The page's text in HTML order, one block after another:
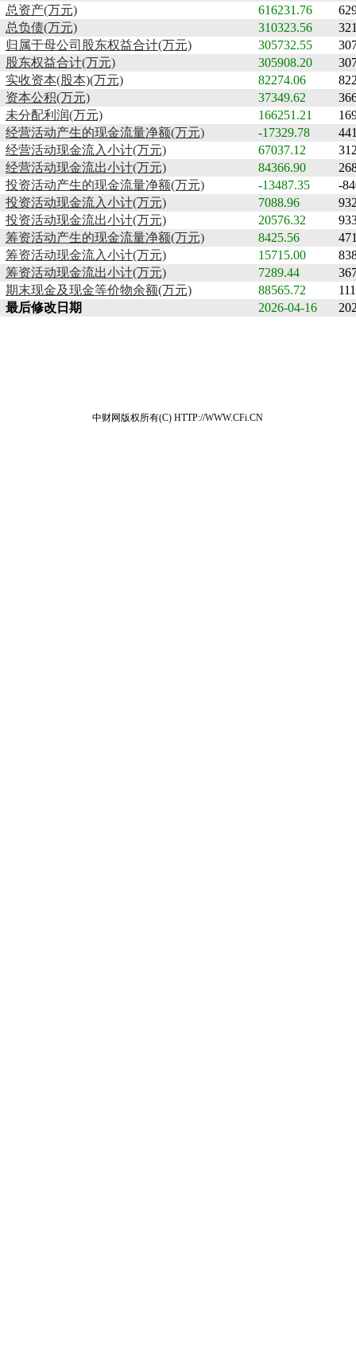
总资产(万元)
616231.76
总负债(万元)
310323.56
归属于母公司股东权益合计(万元)
305732.55
股东权益合计(万元)
305908.20
实收资本(股本)(万元)
82274.06
资本公积(万元)
37349.62
未分配利润(万元)
166251.21
经营活动产生的现金流量净额(万元)
-17329.78
经营活动现金流入小计(万元)
67037.12
经营活动现金流出小计(万元)
84366.90
投资活动产生的现金流量净额(万元)
-13487.35
-
投资活动现金流入小计(万元)
7088.96
投资活动现金流出小计(万元)
20576.32
筹资活动产生的现金流量净额(万元)
8425.56
筹资活动现金流入小计(万元)
15715.00
筹资活动现金流出小计(万元)
7289.44
期末现金及现金等价物余额(万元)
88565.72
最后修改日期
2026-04-16
中财网版权所有(C) HTTP://WWW.CFi.CN